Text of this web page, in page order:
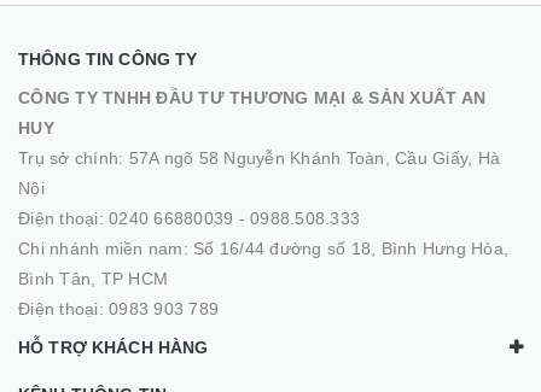
THÔNG TIN CÔNG TY
CÔNG TY TNHH ĐẦU TƯ THƯƠNG MẠI & SẢN XUẤT AN
HUY
Trụ sở chính: 57A ngõ 58 Nguyễn Khánh Toàn, Cầu Giấy, Hà
Nội
Điện thoại: 0240 66880039 - 0988.508.333
Chi nhánh miền nam: Số 16/44 đường số 18, Bình Hưng Hòa,
Bình Tân, TP HCM
Điện thoại: 0983 903 789
HỖ TRỢ KHÁCH HÀNG